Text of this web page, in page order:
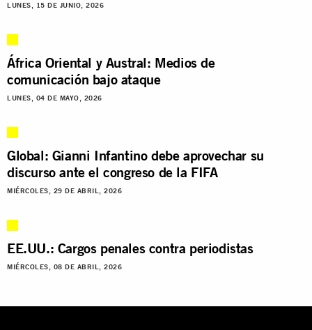
LUNES, 15 DE JUNIO, 2026
África Oriental y Austral: Medios de
comunicación bajo ataque
LUNES, 04 DE MAYO, 2026
Global: Gianni Infantino debe aprovechar su
discurso ante el congreso de la FIFA
MIÉRCOLES, 29 DE ABRIL, 2026
EE.UU.: Cargos penales contra periodistas
MIÉRCOLES, 08 DE ABRIL, 2026